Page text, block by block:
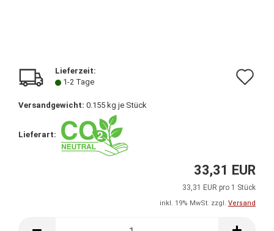
Lieferzeit:
1-2 Tage
Versandgewicht: 0.155 kg je Stück
Lieferart:
33,31 EUR
33,31 EUR pro 1 Stück
inkl. 19% MwSt. zzgl. Versand